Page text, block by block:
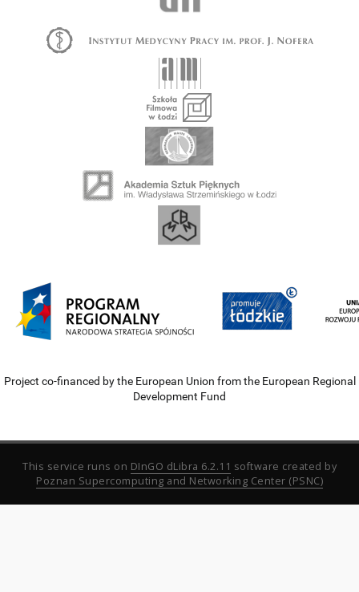
Project co-financed by the European Union from the European Regional
Development Fund
This service runs on DInGO dLibra 6.2.11 software created by
Poznan Supercomputing and Networking Center (PSNC)